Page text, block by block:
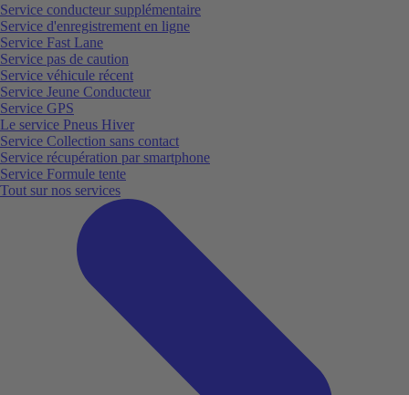
Service conducteur supplémentaire
Service d'enregistrement en ligne
Service Fast Lane
Service pas de caution
Service véhicule récent
Service Jeune Conducteur
Service GPS
Le service Pneus Hiver
Service Collection sans contact
Service récupération par smartphone
Service Formule tente
Tout sur nos services